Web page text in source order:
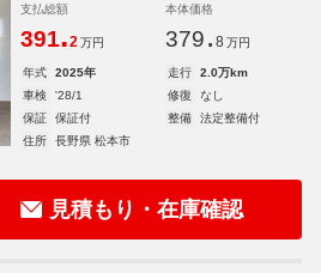
支払総額
391.2 万円
本体価格
379. 8 万円
年式 2025年 走行
2.0万km
車検
'28/1 修復
なし
保証
保証付 整備
法定整備付
住所
長野県 松本市
見積もり・在庫確認